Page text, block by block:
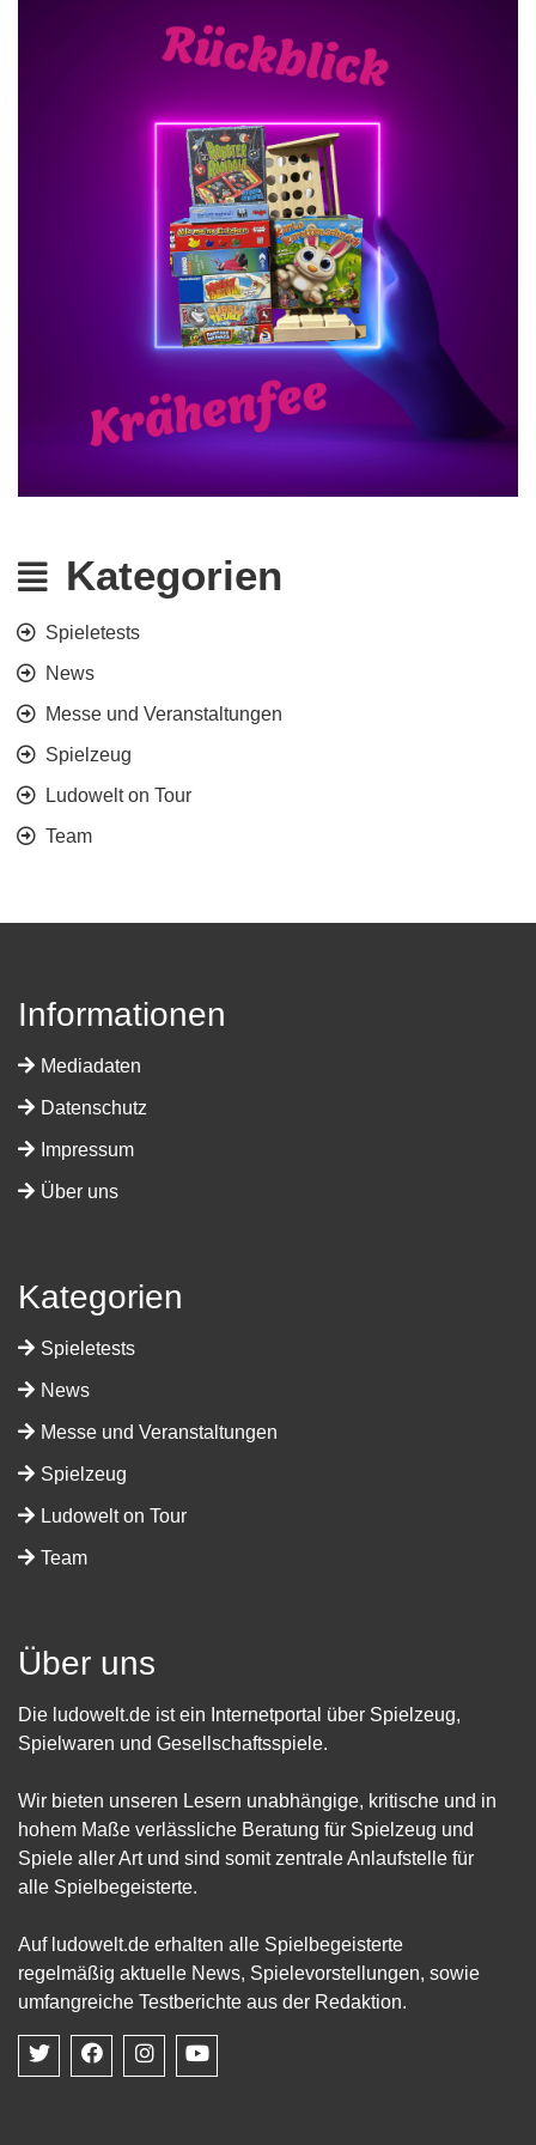
Kategorien
Spieletests
News
Messe und Veranstaltungen
Spielzeug
Ludowelt on Tour
Team
Informationen
Mediadaten
Datenschutz
Impressum
Über uns
Kategorien
Spieletests
News
Messe und Veranstaltungen
Spielzeug
Ludowelt on Tour
Team
Über uns
Die ludowelt.de ist ein Internetportal über Spielzeug,
Spielwaren und Gesellschaftsspiele.
Wir bieten unseren Lesern unabhängige, kritische und in
hohem Maße verlässliche Beratung für Spielzeug und
Spiele aller Art und sind somit zentrale Anlaufstelle für
alle Spielbegeisterte.
Auf ludowelt.de erhalten alle Spielbegeisterte
regelmäßig aktuelle News, Spielevorstellungen, sowie
umfangreiche Testberichte aus der Redaktion.